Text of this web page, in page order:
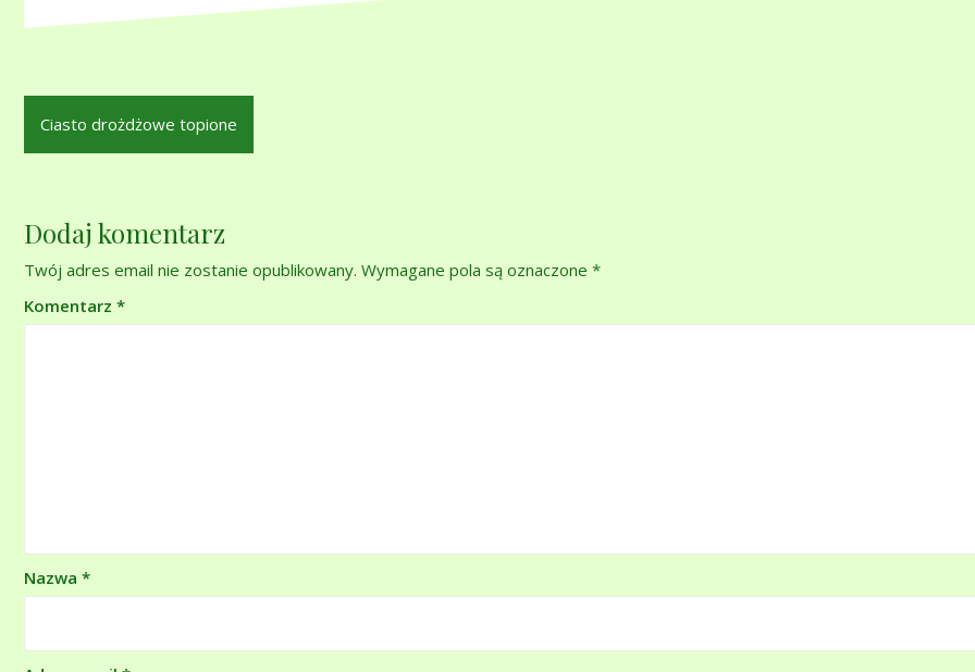
Nawigacja
wpisu
Ciasto drożdżowe topione
Dodaj komentarz
Twój adres email nie zostanie opublikowany. Wymagane pola są oznaczone *
Komentarz *
Nazwa *